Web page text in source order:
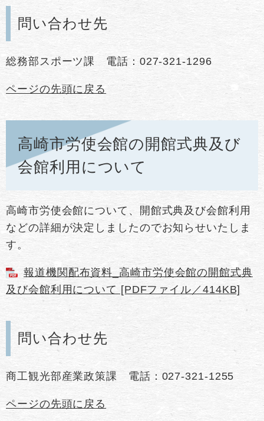
問い合わせ先
総務部スポーツ課 電話：027-321-1296
ページの先頭に戻る
高崎市労使会館の開館式典及び
会館利用について​
高崎市労使会館について、開館式典及び会館利用
などの詳細が決定しましたのでお知らせいたしま
す。
報道機関配布資料_高崎市労使会館の開館式典
及び会館利用について [PDFファイル／414KB]
問い合わせ先
​商工観光部産業政策課 電話：027-321-1255
ページの先頭に戻る